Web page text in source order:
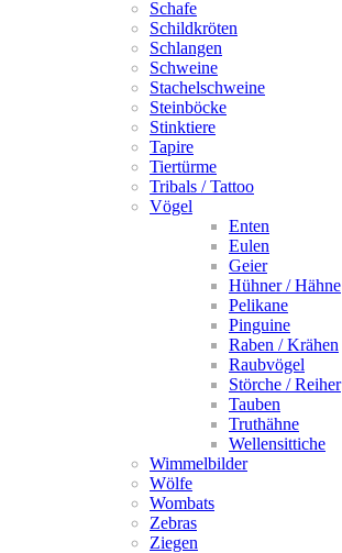
Schafe
Schildkröten
Schlangen
Schweine
Stachelschweine
Steinböcke
Stinktiere
Tapire
Tiertürme
Tribals / Tattoo
Vögel
Enten
Eulen
Geier
Hühner / Hähne
Pelikane
Pinguine
Raben / Krähen
Raubvögel
Störche / Reiher
Tauben
Truthähne
Wellensittiche
Wimmelbilder
Wölfe
Wombats
Zebras
Ziegen